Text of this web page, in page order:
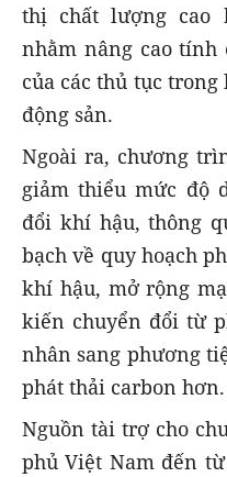
thị chất lượng cao
nhằm nâng cao
của các thủ tục
động sản.
Ngoài ra, chương
giảm thiểu mức độ
đổi khí hậu, thông
bạch về quy hoạch
khí hậu, mở rộng
kiến chuyển đổi ​​từ
nhân sang phương
phát thải carbon hơn.
Nguồn tài trợ cho
phủ Việt Nam đến